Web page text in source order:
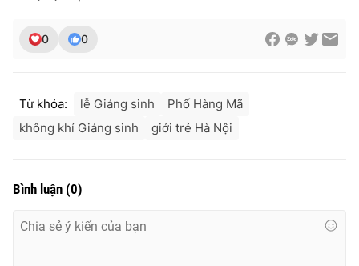
0 0
Từ khóa: lễ Giáng sinh
Phố Hàng Mã
không khí Giáng sinh
giới trẻ Hà Nội
Bình luận (0)